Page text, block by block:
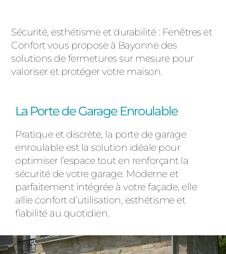
Sécurité, esthétisme et durabilité : Fenêtres et
Confort vous propose à Bayonne des
solutions de fermetures sur mesure pour
valoriser et protéger votre maison.
La Porte de Garage Enroulable
Pratique et discrète, la porte de garage
enroulable est la solution idéale pour
optimiser l’espace tout en renforçant la
sécurité de votre garage. Moderne et
parfaitement intégrée à votre façade, elle
allie confort d’utilisation, esthétisme et
fiabilité au quotidien.